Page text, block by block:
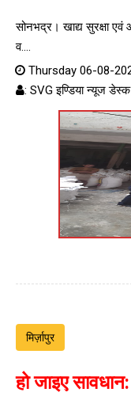
सोनभद्र। खाद्य सुरक्षा
व....
Thursday 06-08-
: SVG इण्डिया न्यूज डेस्क
मिर्ज़ापुर
हो जाइए सावधान: